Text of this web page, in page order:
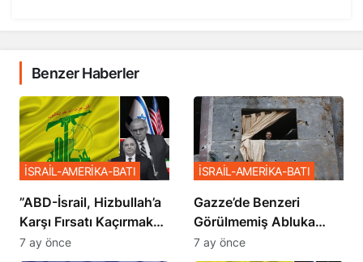
Benzer Haberler
​​​​​​​”ABD-İsrail, Hizbullah’a
Karşı Fırsatı Kaçırmak
İstemiyor”
İSRAİL-AMERİKA-BATI
7 ay önce
​​​​​​​Gazze’de Benzeri
Görülmemiş Abluka
Planı
İSRAİL-AMERİKA-BATI
7 ay önce